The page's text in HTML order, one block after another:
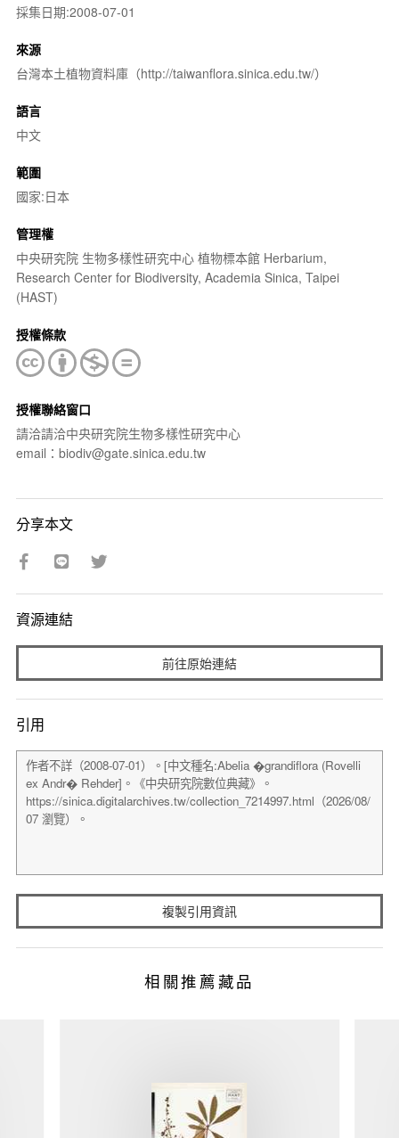
採集日期:2008-07-01
來源
台灣本土植物資料庫（http://taiwanflora.sinica.edu.tw/）
語言
中文
範圍
國家:日本
管理權
中央研究院 生物多樣性研究中心 植物標本館 Herbarium,
Research Center for Biodiversity, Academia Sinica, Taipei
(HAST)
授權條款
授權聯絡窗口
請洽請洽中央研究院生物多樣性研究中心
email：biodiv@gate.sinica.edu.tw
分享本文
資源連結
前往原始連結
引用
複製引用資訊
相關推薦藏品